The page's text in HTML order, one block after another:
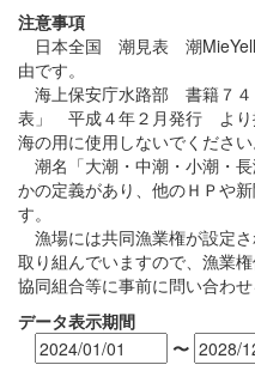
注意事項
日本全国 潮見表 潮MieYell
由です。
海上保安庁水路部 書籍７
表」 平成４年２月発行 より
海の用に使用しないでください
潮名「大潮・中潮・小潮・
かの定義があり、他のＨＰや
す。
漁場には共同漁業権が設定
取り組んでいますので、漁業
協同組合等に事前に問い合わ
データ表示期間
〜